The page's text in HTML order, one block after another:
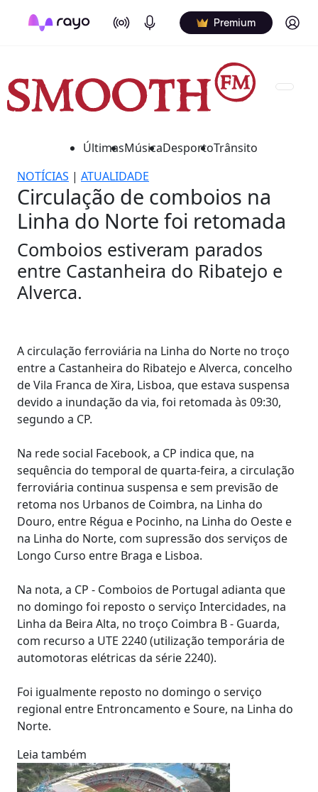
On Air Podcasts Premium Log in
ÚltimasMúsicaDesportoTrânsito
NOTÍCIAS | ATUALIDADE
Circulação de comboios na
Linha do Norte foi retomada
Comboios estiveram parados
entre Castanheira do Ribatejo e
Alverca.
A circulação ferroviária na Linha do Norte no troço
entre a Castanheira do Ribatejo e Alverca, concelho
de Vila Franca de Xira, Lisboa, que estava suspensa
devido a inundação da via, foi retomada às 09:30,
segundo a CP.
Na rede social Facebook, a CP indica que, na
sequência do temporal de quarta-feira, a circulação
ferroviária continua suspensa e sem previsão de
retoma nos Urbanos de Coimbra, na Linha do
Douro, entre Régua e Pocinho, na Linha do Oeste e
na Linha do Norte, com supressão dos serviços de
Longo Curso entre Braga e Lisboa.
Na nota, a CP - Comboios de Portugal adianta que
no domingo foi reposto o serviço Intercidades, na
Linha da Beira Alta, no troço Coimbra B - Guarda,
com recurso a UTE 2240 (utilização temporária de
automotoras elétricas da série 2240).
Foi igualmente reposto no domingo o serviço
regional entre Entroncamento e Soure, na Linha do
Norte.
Leia também